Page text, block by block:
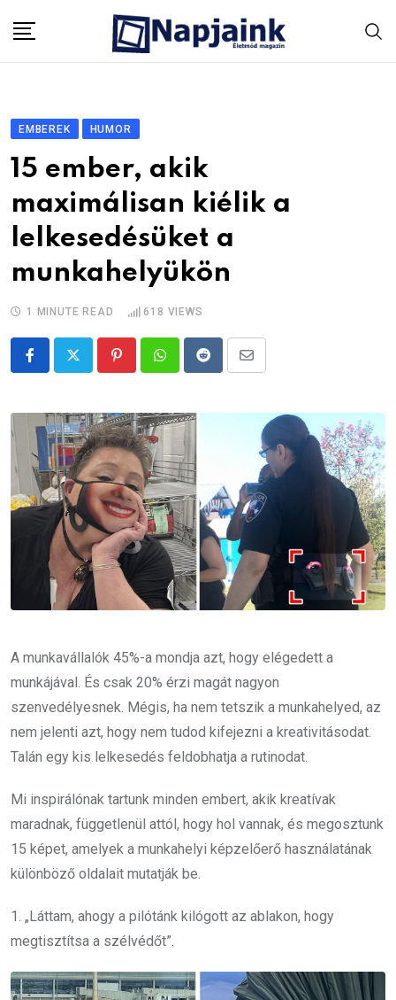
EMBEREK HUMOR
15 ember, akik
maximálisan kiélik a
lelkesedésüket a
munkahelyükön
1 MINUTE READ 618 VIEWS
PinterestWhatsappRedditShare
Email
A munkavállalók 45%-a mondja azt, hogy elégedett a
munkájával. És csak 20% érzi magát nagyon
szenvedélyesnek. Mégis, ha nem tetszik a munkahelyed, az
nem jelenti azt, hogy nem tudod kifejezni a kreativitásodat.
Talán egy kis lelkesedés feldobhatja a rutinodat.
Mi inspirálónak tartunk minden embert, akik kreatívak
maradnak, függetlenül attól, hogy hol vannak, és megosztunk
15 képet, amelyek a munkahelyi képzelőerő használatának
különböző oldalait mutatják be.
1. „Láttam, ahogy a pilótánk kilógott az ablakon, hogy
megtisztítsa a szélvédőt”.